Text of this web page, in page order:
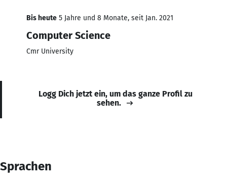
Bis heute 5 Jahre und 8 Monate, seit Jan. 2021
Computer Science
Cmr University
Logg Dich jetzt ein, um das ganze Profil zu
sehen.
Sprachen